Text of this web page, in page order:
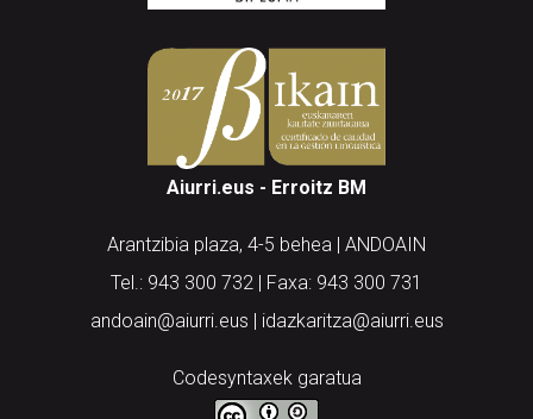
Aiurri.eus - Erroitz BM
Arantzibia plaza, 4-5 behea | ANDOAIN
Tel.: 943 300 732 | Faxa: 943 300 731
andoain@aiurri.eus | idazkaritza@aiurri.eus
Codesyntaxek garatua